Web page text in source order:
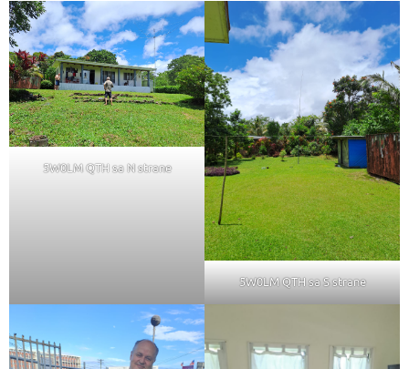
5W0LM QTH sa N strane
5W0LM QTH sa S strane